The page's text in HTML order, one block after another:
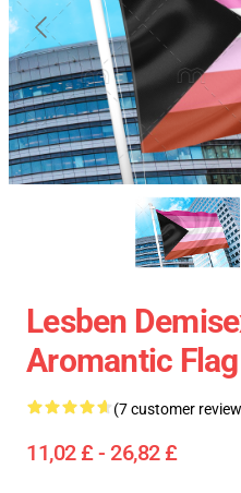
Lesben
Aromantic
(7 customer
11,02 £ - 26,82 £